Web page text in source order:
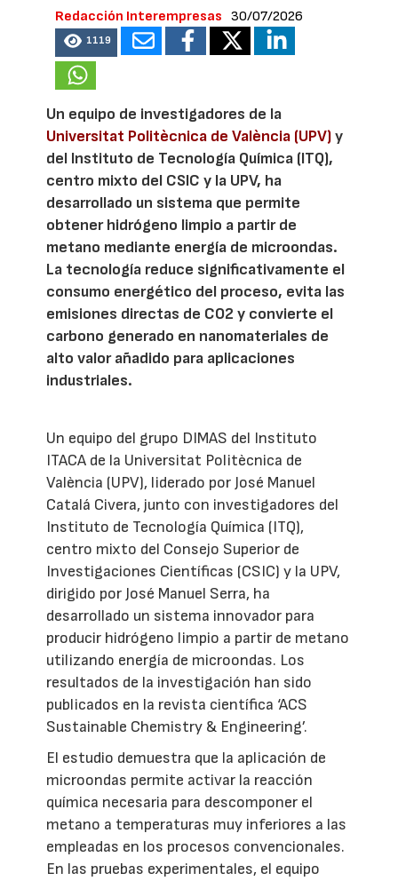
Redacción Interempresas 30/07/2026
1119
Un equipo de investigadores de la
Universitat Politècnica de València (UPV)y
del Instituto de Tecnología Química (ITQ),
centro mixto del CSIC y la UPV, ha
desarrollado un sistema que permite
obtener hidrógeno limpio a partir de
metano mediante energía de microondas.
La tecnología reduce significativamente el
consumo energético del proceso, evita las
emisiones directas de CO2 y convierte el
carbono generado en nanomateriales de
alto valor añadido para aplicaciones
industriales.
Un equipo del grupo DIMAS del Instituto
ITACA de la Universitat Politècnica de
València (UPV), liderado por José Manuel
Catalá Civera, junto con investigadores del
Instituto de Tecnología Química (ITQ),
centro mixto del Consejo Superior de
Investigaciones Científicas (CSIC) y la UPV,
dirigido por José Manuel Serra, ha
desarrollado un sistema innovador para
producir hidrógeno limpio a partir de metano
utilizando energía de microondas. Los
resultados de la investigación han sido
publicados en la revista científica ‘ACS
Sustainable Chemistry & Engineering’.
El estudio demuestra que la aplicación de
microondas permite activar la reacción
química necesaria para descomponer el
metano a temperaturas muy inferiores a las
empleadas en los procesos convencionales.
En las pruebas experimentales, el equipo